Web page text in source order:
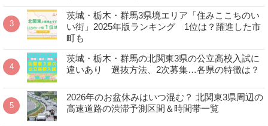
茨城・栃木・群馬3県境エリア「住みここちのい
い街」2025年版ランキング 1位は？躍進した市
町も
茨城・栃木・群馬の北関東3県の公立高校入試に
違いあり 選抜方法、2次募集…各県の特徴は？
2026年のお盆休みはいつ混む？ 北関東3県周辺の
高速道路の渋滞予測区間＆時間帯一覧